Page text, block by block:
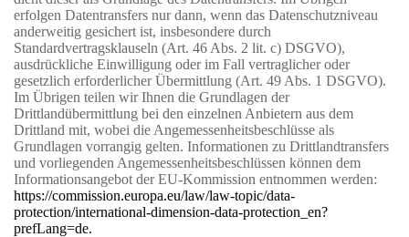
erfolgen Datentransfers nur dann, wenn das Datenschutzniveau
anderweitig gesichert ist, insbesondere durch
Standardvertragsklauseln (Art. 46 Abs. 2 lit. c) DSGVO),
ausdrückliche Einwilligung oder im Fall vertraglicher oder
gesetzlich erforderlicher Übermittlung (Art. 49 Abs. 1 DSGVO).
Im Übrigen teilen wir Ihnen die Grundlagen der
Drittlandübermittlung bei den einzelnen Anbietern aus dem
Drittland mit, wobei die Angemessenheitsbeschlüsse als
Grundlagen vorrangig gelten. Informationen zu Drittlandtransfers
und vorliegenden Angemessenheitsbeschlüssen können dem
Informationsangebot der EU-Kommission entnommen werden:
https://commission.europa.eu/law/law-topic/data-
protection/international-dimension-data-protection_en?
prefLang=de.